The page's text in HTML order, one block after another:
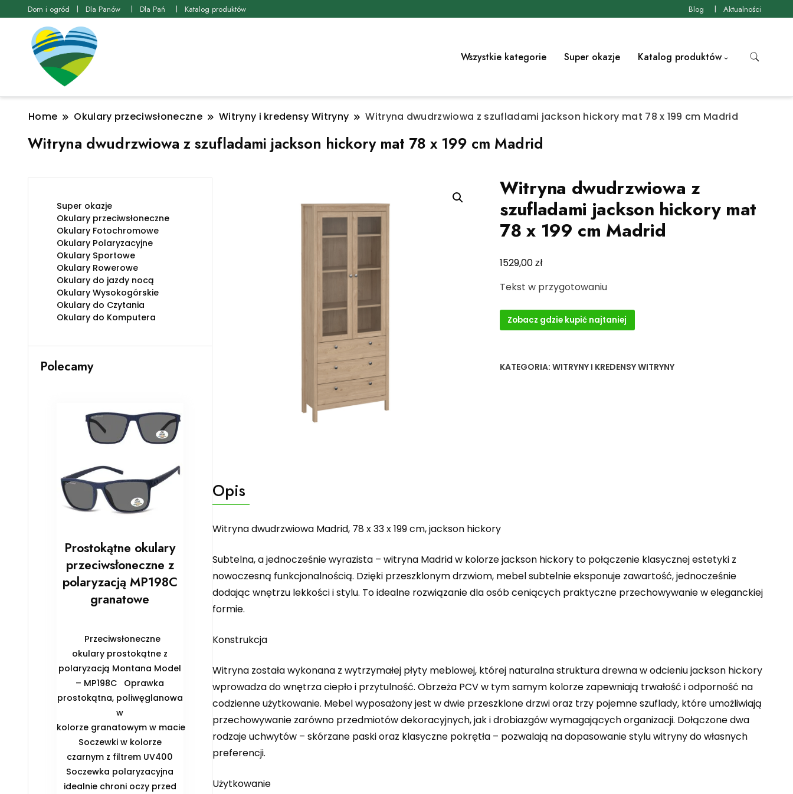
Dom i ogród Dla Panów Dla Pań Katalog produktów Blog Aktualności
Wszystkie kategorie Super okazje Katalog produktów
Home Okulary przeciwsłoneczne Witryny i kredensy Witryny Witryna dwudrzwiowa z szufladami jackson hickory mat 78 x 199 cm Madrid
Witryna dwudrzwiowa z szufladami jackson hickory mat 78 x 199 cm Madrid
Witryna dwudrzwiowa z
szufladami jackson hickory mat
78 x 199 cm Madrid
1529,00zł
Tekst w przygotowaniu
Zobacz gdzie kupić najtaniej
KATEGORIA: WITRYNY I KREDENSY WITRYNY
Opis
Witryna dwudrzwiowa Madrid, 78 x 33 x 199 cm, jackson hickory
Subtelna, a jednocześnie wyrazista – witryna Madrid w kolorze jackson hickory to połączenie klasycznej estetyki z
nowoczesną funkcjonalnością. Dzięki przeszklonym drzwiom, mebel subtelnie eksponuje zawartość, jednocześnie
dodając wnętrzu lekkości i stylu. To idealne rozwiązanie dla osób ceniących praktyczne przechowywanie w eleganckiej
formie.
Konstrukcja
Witryna została wykonana z wytrzymałej płyty meblowej, której naturalna struktura drewna w odcieniu jackson hickory
wprowadza do wnętrza ciepło i przytulność. Obrzeża PCV w tym samym kolorze zapewniają trwałość i odporność na
codzienne użytkowanie. Mebel wyposażony jest w dwie przeszklone drzwi oraz trzy pojemne szuflady, które umożliwiają
przechowywanie zarówno przedmiotów dekoracyjnych, jak i drobiazgów wymagających organizacji. Dołączone dwa
rodzaje uchwytów – skórzane paski oraz klasyczne pokrętła – pozwalają na dopasowanie stylu witryny do własnych
preferencji.
Użytkowanie
Super okazje
Okulary przeciwsłoneczne
Okulary Fotochromowe
Okulary Polaryzacyjne
Okulary Sportowe
Okulary Rowerowe
Okulary do jazdy nocą
Okulary Wysokogórskie
Okulary do Czytania
Okulary do Komputera
Polecamy
Prostokątne okulary
przeciwsłoneczne z
polaryzacją MP198C
granatowe
Przeciwsłoneczne
okulary prostokątne z
polaryzacją Montana Model
– MP198C Oprawka
prostokątna, poliwęglanowa
w
kolorze granatowym w macie
Soczewki w kolorze
czarnym z filtrem UV400
Soczewka polaryzacyjna
idealnie chroni oczy przed